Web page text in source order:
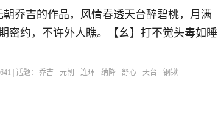
朝乔吉的作品，风情春透天台醉碧桃，月满
密约，不许外人瞧。【幺】打不觉头毒如睡
641 | 话题： 乔吉 元朝 连环 纳降 舒心 天台 钢锹